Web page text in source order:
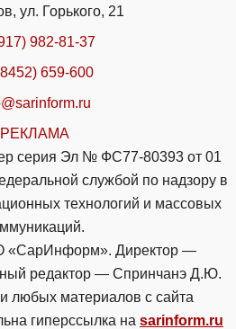
ул. Горького, 21
982-81-37
659-600
РЕКЛАМА
серия Эл № ФС77-80393 от 01
службой по надзору в
технологий и массовых
«СарИнформ». Директор —
редактор — Спринчанэ Д.Ю.
любых материалов с сайта
гиперссылка на sarinform.ru